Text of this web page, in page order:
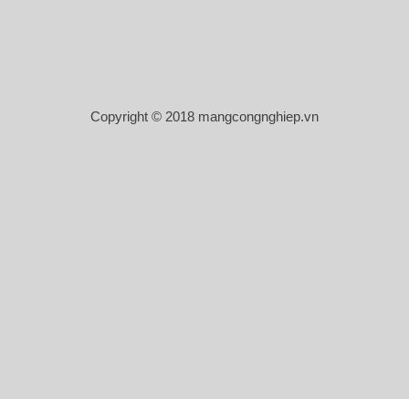
Copyright © 2018 mangcongnghiep.vn